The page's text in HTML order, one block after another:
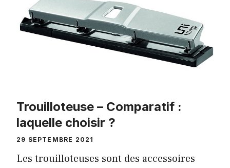
Trouilloteuse – Comparatif :
laquelle choisir ?
29 SEPTEMBRE 2021
Les trouilloteuses sont des accessoires